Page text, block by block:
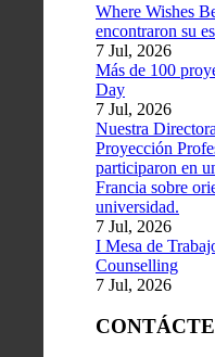
Where Wishes
encontraron su
7 Jul, 2026
Más de 100
Day
7 Jul, 2026
Nuestra
Proyección
participaron en
Francia sobre
universidad.
7 Jul, 2026
I Mesa de
Counselling
7 Jul, 2026